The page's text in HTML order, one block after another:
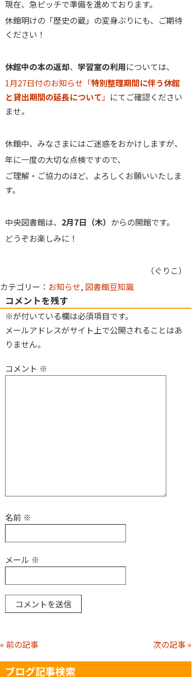
現在、急ピッチで準備を進めております。
休館明けの「歴史の蔵」の変身ぶりにも、ご期待
ください！
休館中の本の返却、 学習室の利用については、
1月27日付のお知らせ「特別整理期間に伴う休館
と貸出期間の延長について」 にてご確認ください
ませ。
休館中、みなさまにはご迷惑をおかけしますが、
年に一度の大切な点検ですので、
ご理解・ご協力のほど、よろしくお願いいたしま
す。
中央図書館は、 2月7日（木） からの開館です。
どうぞお楽しみに！
（ぐりこ）
カテゴリー： お知らせ, 図書館豆知識
コメントを残す
※が付いている欄は必須項目です。
メールアドレスがサイト上で公開されることはあ
りません。
コメント ※
名前 ※
メール ※
« 前の記事 次の記事 »
ブログ記事検索